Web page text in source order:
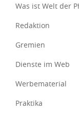
Was ist Welt der
Redaktion
Gremien
Dienste im Web
Werbematerial
Praktika